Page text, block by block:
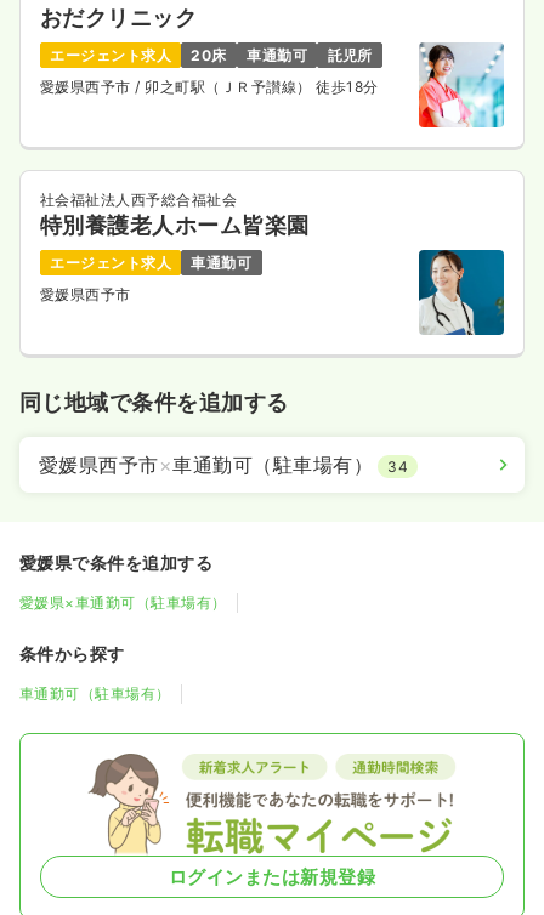
おだクリニック
エージェント求人 20床 車通勤可
託児所
愛媛県西予市 / 卯之町駅（ＪＲ予讃線） 徒歩18分
社会福祉法人西予総合福祉会
特別養護老人ホーム皆楽園
エージェント求人
車通勤可
愛媛県西予市
同じ地域で条件を追加する
愛媛県西予市×車通勤可（駐車場有） 34
愛媛県で条件を追加する
愛媛県×車通勤可（駐車場有）
条件から探す
車通勤可（駐車場有）
ログインまたは新規登録